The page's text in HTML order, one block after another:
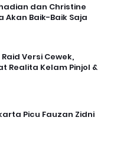
dan Christine
Akan Baik-Baik Saja
Versi Cewek,
Realita Kelam Pinjol &
Picu Fauzan Zidni